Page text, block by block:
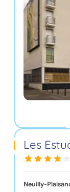
Les
Neuilly-